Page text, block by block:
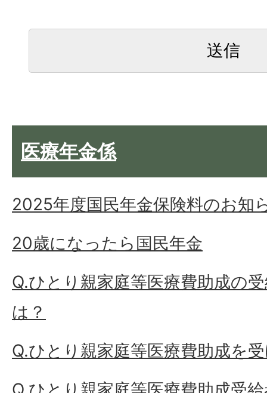
医療年金係
2025年度国民年金保険料のお知
20歳になったら国民年金
Q.ひとり親家庭等医療費助成の
は？
Q.ひとり親家庭等医療費助成を